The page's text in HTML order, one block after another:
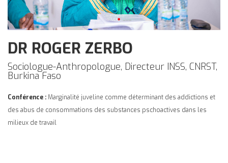
DR ROGER ZERBO
Sociologue-Anthropologue, Directeur INSS, CNRST,
Burkina Faso
Conférence :Marginalité juveline comme déterminant des addictions et
des abus de consommations des substances pschoactives dans les
milieux de travail